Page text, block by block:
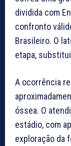
dividida com
confronto
Brasileiro. O
etapa,
A ocorrência
óssea. O
estádio, com
exploração da